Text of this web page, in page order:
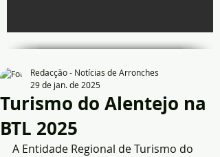
Turismo do Alentejo na
BTL 2025
Redacção - Notícias de Arronches
29 de jan. de 2025
A Entidade Regional de Turismo do